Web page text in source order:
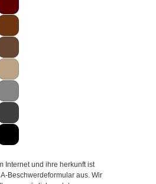
Internet und ihre herkunft ist
Beschwerdeformular aus. Wir